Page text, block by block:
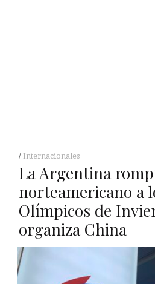
Internacionales
La Argentina
norteamericano a
Olímpicos de
organiza China